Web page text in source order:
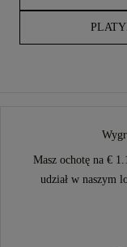
Masz ochotę na €
udział w naszym